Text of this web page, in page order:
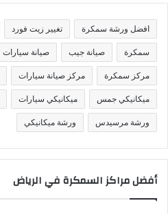
ف
ا
افضل ورشة سمكرة تغيير زيت فورد
سمكرة صيانة جيب صيانة سيارات
مركز سمكرة مركز صيانة سيارات
ميكانيكي جمس ميكانيكي سيارات
ورشة مرسيدس ورشة ميكانيكي
أفضل مراكز السمكرة في الرياض